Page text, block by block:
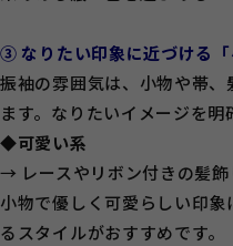
③ なりたい印象に近づける「
振袖の雰囲気は、小物や帯、
ます。なりたいイメージを明
◆可愛い系
→ レースやリボン付きの髪
小物で優しく可愛らしい印
るスタイルがおすすめです。